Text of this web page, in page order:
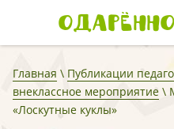
Главная \ Публикации
внеклассное мероприятие \
«Лоскутные куклы»